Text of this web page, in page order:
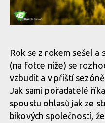
Rok se z rokem sešel a
(na fotce níže) se
vzbudit a v příští
Jak sami pořadatelé
spoustu ohlasů jak ze
bikových společností,